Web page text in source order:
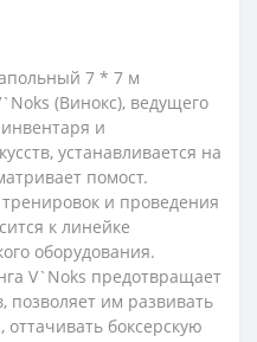
7 * 7 м
(Винокс), ведущего
и
устанавливается на
помост.
и проведения
к линейке
оборудования.
V`Noks предотвращает
позволяет им развивать
боксерскую